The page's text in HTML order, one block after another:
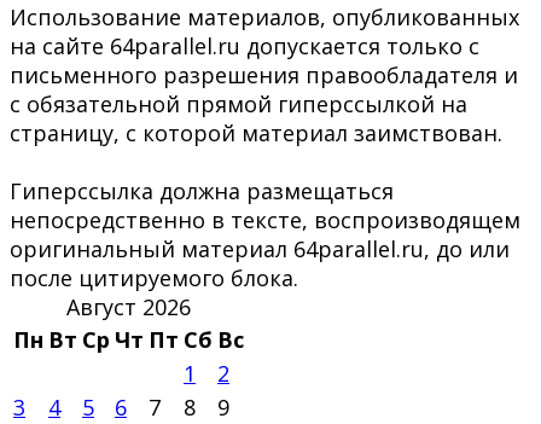
Использование материалов, опубликованных
на сайте 64parallel.ru допускается только с
письменного разрешения правообладателя и
с обязательной прямой гиперссылкой на
страницу, с которой материал заимствован.
Гиперссылка должна размещаться
непосредственно в тексте, воспроизводящем
оригинальный материал 64parallel.ru, до или
после цитируемого блока.
Август 2026
Пн Вт Ср Чт Пт Сб Вс
1
2
3
4 5 6 7 8
9